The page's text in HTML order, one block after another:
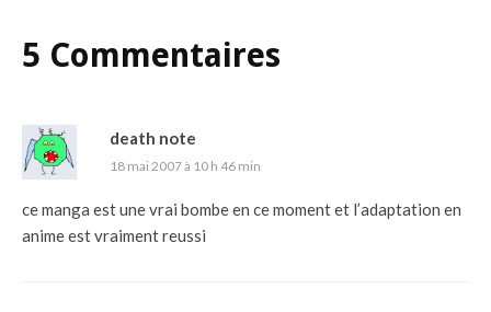
5 Commentaires
death note
18 mai 2007 à 10 h 46 min
ce manga est une vrai bombe en ce moment et l’adaptation en
anime est vraiment reussi